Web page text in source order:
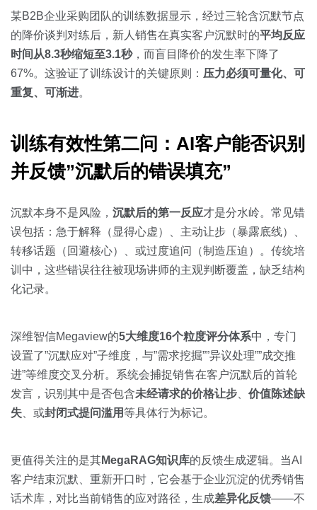
某B2B企业采购团队的训练数据显示，经过三轮含沉默节点
的降价谈判对练后，新人销售在真实客户沉默时的平均反应
时间从8.3秒缩短至3.1秒，而盲目降价的发生率下降了
67%。这验证了训练设计的关键原则： 压力必须可量化、可
重复、可渐进。
训练有效性第二问：AI客户能否识别
并反馈”沉默后的错误填充”
沉默本身不是风险， 沉默后的第一反应才是分水岭。常见错
误包括：急于解释（显得心虚）、主动让步（暴露底线）、
转移话题（回避核心）、或过度追问（制造压迫）。传统培
训中，这些错误往往被现场讲师的主观判断覆盖，缺乏结构
化记录。
深维智信Megaview的5大维度16个粒度评分体系中，专门
设置了”沉默应对”子维度，与”需求挖掘””异议处理””成交推
进”等维度交叉分析。系统会捕捉销售在客户沉默后的首轮
发言，识别其中是否包含未经请求的价格让步
价值陈述缺
失 、或封闭式提问滥用 等具体行为标记。
更值得关注的是其MegaRAG知识库的反馈生成逻辑。当AI
客户结束沉默、重新开口时，它会基于企业沉淀的优秀销售
话术库，对比当前销售的应对路径，生成差异化反馈——不